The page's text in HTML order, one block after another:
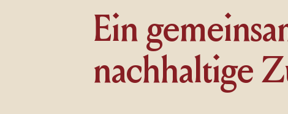
Ein
nachhaltige